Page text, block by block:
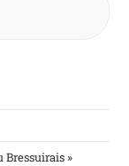
Bressuirais »